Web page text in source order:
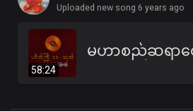
Uploaded new song 6 years ago
58:24